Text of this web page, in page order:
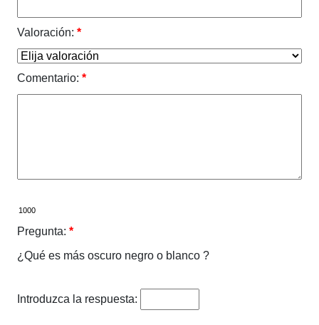
Valoración: *
Comentario: *
Pregunta: *
¿Qué es más oscuro negro o blanco ?
Introduzca la respuesta: